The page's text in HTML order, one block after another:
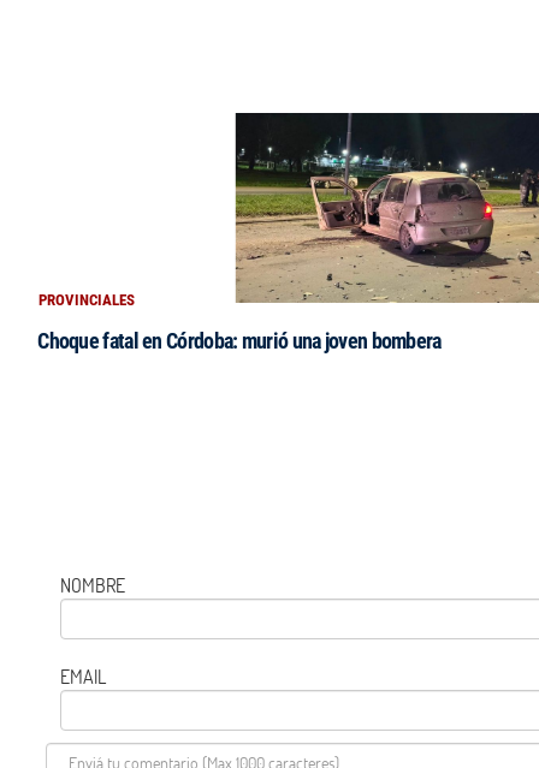
PROVINCIALES
Choque fatal en Córdoba: murió una joven bombera
NOMBRE
EMAIL